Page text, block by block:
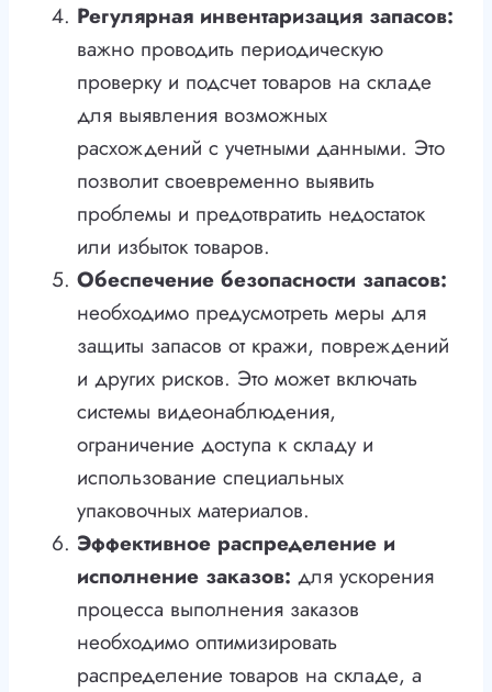
Регулярная инвентаризация запасов:
важно проводить периодическую
проверку и подсчет товаров на складе
для выявления возможных
расхождений с учетными данными. Это
позволит своевременно выявить
проблемы и предотвратить недостаток
или избыток товаров.
Обеспечение безопасности запасов:
необходимо предусмотреть меры для
защиты запасов от кражи, повреждений
и других рисков. Это может включать
системы видеонаблюдения,
ограничение доступа к складу и
использование специальных
упаковочных материалов.
Эффективное распределение и
исполнение заказов: для ускорения
процесса выполнения заказов
необходимо оптимизировать
распределение товаров на складе, а